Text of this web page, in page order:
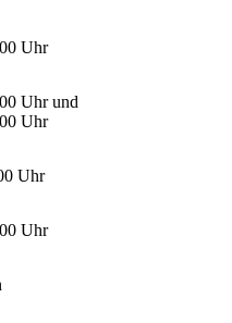
Uhr
Uhr und
Uhr
Uhr
Uhr